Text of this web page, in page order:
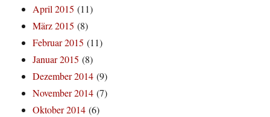
April 2015 (11)
März 2015 (8)
Februar 2015 (11)
Januar 2015 (8)
Dezember 2014 (9)
November 2014 (7)
Oktober 2014 (6)